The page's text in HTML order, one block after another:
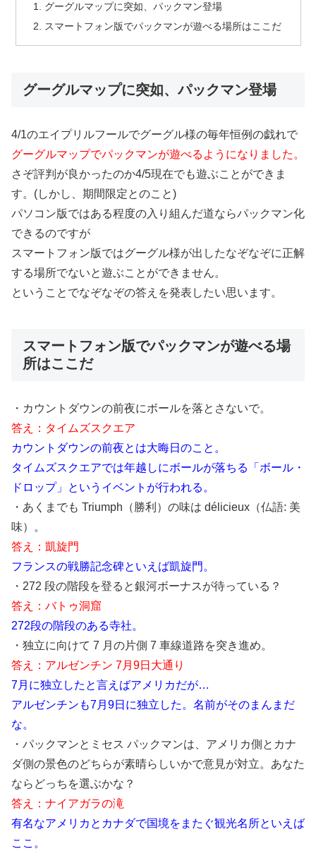
グーグルマップに突如、パックマン登場
スマートフォン版でパックマンが遊べる場所はここだ
グーグルマップに突如、パックマン登場
4/1のエイプリルフールでグーグル様の毎年恒例の戯れで
グーグルマップでパックマンが遊べるようになりました。
さぞ評判が良かったのか4/5現在でも遊ぶことができま
す。(しかし、期間限定とのこと)
パソコン版ではある程度の入り組んだ道ならパックマン化
できるのですが
スマートフォン版ではグーグル様が出したなぞなぞに正解
する場所でないと遊ぶことができません。
ということでなぞなぞの答えを発表したい思います。
スマートフォン版でパックマンが遊べる場
所はここだ
・カウントダウンの前夜にボールを落とさないで。
答え：タイムズスクエア
カウントダウンの前夜とは大晦日のこと。
タイムズスクエアでは年越しにボールが落ちる「ボール・
ドロップ」というイベントが行われる。
・あくまでも Triumph（勝利）の味は délicieux（仏語: 美
味）。
答え：凱旋門
フランスの戦勝記念碑といえば凱旋門。
・272 段の階段を登ると銀河ボーナスが待っている？
答え：バトゥ洞窟
272段の階段のある寺社。
・独立に向けて 7 月の片側 7 車線道路を突き進め。
答え：アルゼンチン 7月9日大通り
7月に独立したと言えばアメリカだが…
アルゼンチンも7月9日に独立した。名前がそのまんまだ
な。
・パックマンとミセス パックマンは、アメリカ側とカナ
ダ側の景色のどちらが素晴らしいかで意見が対立。あなた
ならどっちを選ぶかな？
答え：ナイアガラの滝
有名なアメリカとカナダで国境をまたぐ観光名所といえば
ここ。